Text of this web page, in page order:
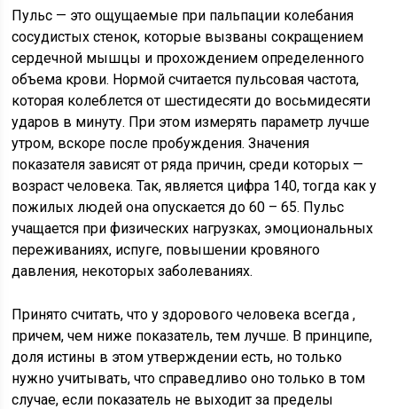
Пульс — это ощущаемые при пальпации колебания
сосудистых стенок, которые вызваны сокращением
сердечной мышцы и прохождением определенного
объема крови. Нормой считается пульсовая частота,
которая колеблется от шестидесяти до восьмидесяти
ударов в минуту. При этом измерять параметр лучше
утром, вскоре после пробуждения. Значения
показателя зависят от ряда причин, среди которых —
возраст человека. Так, является цифра 140, тогда как у
пожилых людей она опускается до 60 – 65. Пульс
учащается при физических нагрузках, эмоциональных
переживаниях, испуге, повышении кровяного
давления, некоторых заболеваниях.
Принято считать, что у здорового человека всегда ,
причем, чем ниже показатель, тем лучше. В принципе,
доля истины в этом утверждении есть, но только
нужно учитывать, что справедливо оно только в том
случае, если показатель не выходит за пределы